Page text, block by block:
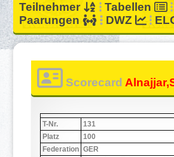
Teilnehmer
Tabellen
Paarungen
DWZ
Scorecard
T-Nr.
131
Platz
100
Federation GER